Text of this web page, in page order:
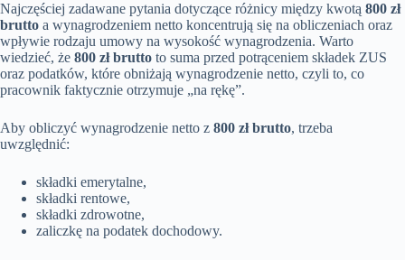
Najczęściej zadawane pytania dotyczące różnicy między kwotą 800 zł
brutto a wynagrodzeniem netto koncentrują się na obliczeniach oraz
wpływie rodzaju umowy na wysokość wynagrodzenia. Warto
wiedzieć, że 800 zł brutto to suma przed potrąceniem składek ZUS
oraz podatków, które obniżają wynagrodzenie netto, czyli to, co
pracownik faktycznie otrzymuje „na rękę”.
Aby obliczyć wynagrodzenie netto z 800 zł brutto, trzeba
uwzględnić:
składki emerytalne,
składki rentowe,
składki zdrowotne,
zaliczkę na podatek dochodowy.